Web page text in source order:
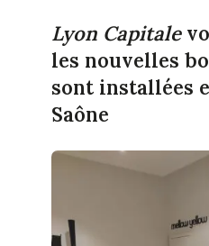
Lyon Capitale
les nouvelles
sont installées
Saône